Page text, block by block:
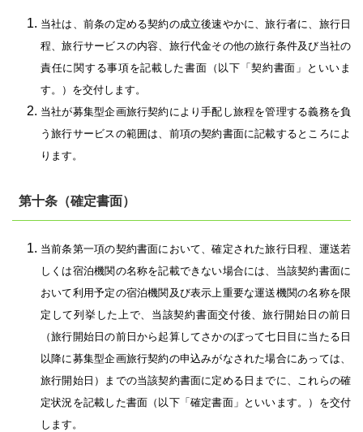
当社は、前条の定める契約の成立後速やかに、旅行者に、旅行日
程、旅行サービスの内容、旅行代金その他の旅行条件及び当社の
責任に関する事項を記載した書面（以下「契約書面」といいま
す。）を交付します。
当社が募集型企画旅行契約により手配し旅程を管理する義務を負
う旅行サービスの範囲は、前項の契約書面に記載するところによ
ります。
第十条（確定書面）
当前条第一項の契約書面において、確定された旅行日程、運送若
しくは宿泊機関の名称を記載できない場合には、当該契約書面に
おいて利用予定の宿泊機関及び表示上重要な運送機関の名称を限
定して列挙した上で、当該契約書面交付後、旅行開始日の前日
（旅行開始日の前日から起算してさかのぼって七日目に当たる日
以降に募集型企画旅行契約の申込みがなされた場合にあっては、
旅行開始日）までの当該契約書面に定める日までに、これらの確
定状況を記載した書面（以下「確定書面」といいます。）を交付
します。